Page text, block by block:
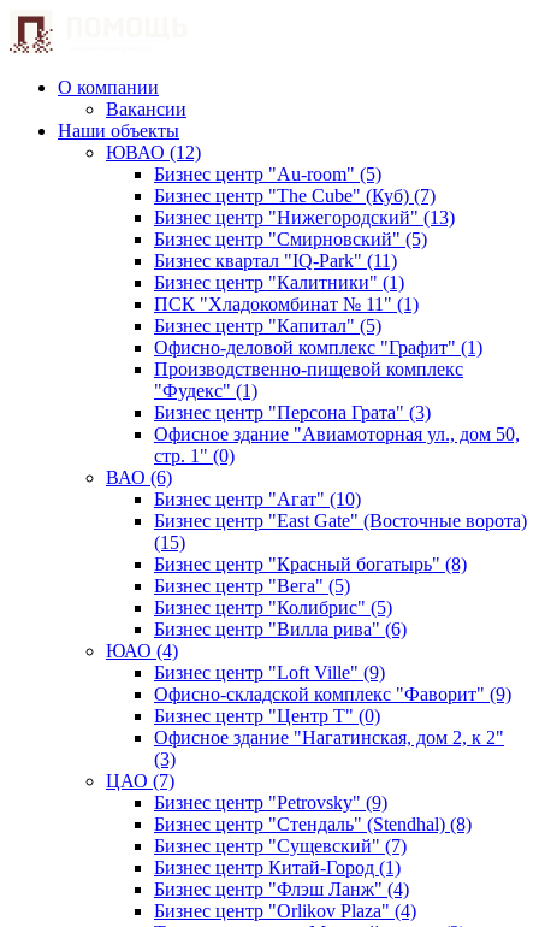
О компании
Вакансии
Наши объекты
ЮВАО (12)
Бизнес центр "Au-room" (5)
Бизнес центр "The Cube" (Куб) (7)
Бизнес центр "Нижегородский" (13)
Бизнес центр "Смирновский" (5)
Бизнес квартал "IQ-Park" (11)
Бизнес центр "Калитники" (1)
ПСК "Хладокомбинат № 11" (1)
Бизнес центр "Капитал" (5)
Офисно-деловой комплекс "Графит" (1)
Производственно-пищевой комплекс
"Фудекс" (1)
Бизнес центр "Персона Грата" (3)
Офисное здание "Авиамоторная ул., дом 50,
стр. 1" (0)
ВАО (6)
Бизнес центр "Агат" (10)
Бизнес центр "East Gate" (Восточные ворота)
(15)
Бизнес центр "Красный богатырь" (8)
Бизнес центр "Вега" (5)
Бизнес центр "Колибрис" (5)
Бизнес центр "Вилла рива" (6)
ЮАО (4)
Бизнес центр "Loft Ville" (9)
Офисно-складской комплекс "Фаворит" (9)
Бизнес центр "Центр Т" (0)
Офисное здание "Нагатинская, дом 2, к 2"
(3)
ЦАО (7)
Бизнес центр "Petrovsky" (9)
Бизнес центр "Стендаль" (Stendhal) (8)
Бизнес центр "Сущевский" (7)
Бизнес центр Китай-Город (1)
Бизнес центр "Флэш Ланж" (4)
Бизнес центр "Orlikov Plaza" (4)